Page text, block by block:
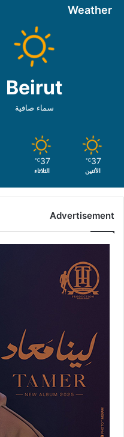
Weather
Beirut
سماء صافية
37
℃
الأثنين
37
℃
الثلاثاء
Advertisement